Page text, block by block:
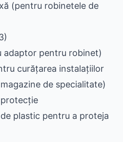
(pentru robinetele de
adaptor pentru robinet)
curățarea instalațiilor
de specialitate)
plastic pentru a proteja